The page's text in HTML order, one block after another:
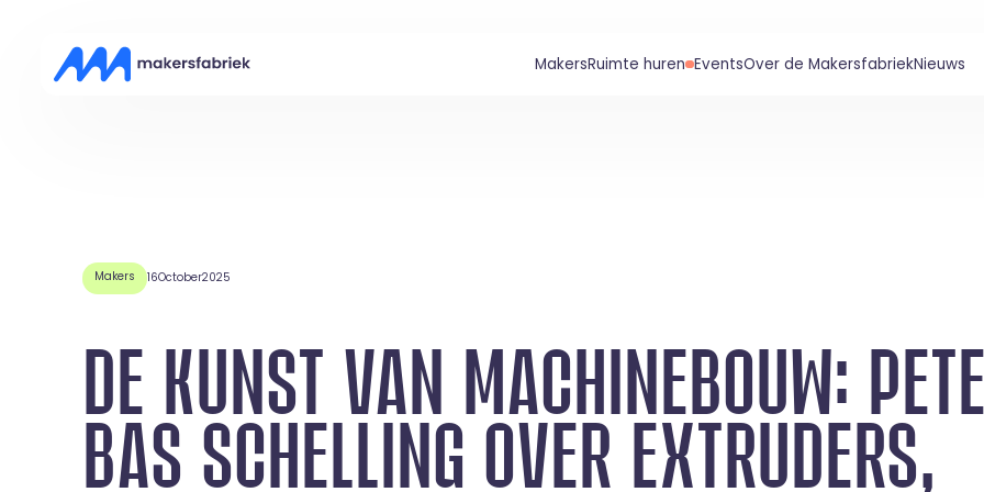
MakersRuimte huren EventsOver de MakersfabriekNieuws
Makers 16October2025
DE KUNST VAN MACHINEBOUW:
BAS SCHELLING OVER EXTRUDERS,